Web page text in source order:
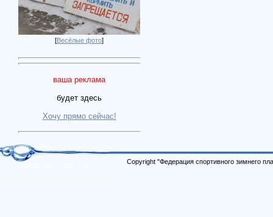
[Весёлые фото]
ваша реклама
будет здесь
Хочу прямо сейчас!
Copyright "Федерация спортивного зимнего